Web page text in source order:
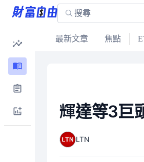
最新文章 焦點
輝達等3巨
LTN